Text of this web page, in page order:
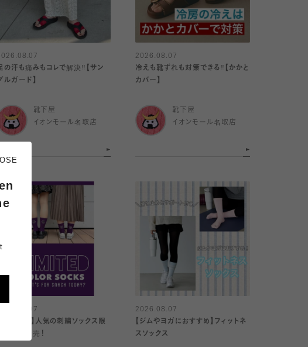
の汗も痛みもコレで解決‼️【サン
ルガード】
靴下屋
イオンモール名取店
2026.08.07
冷えも靴ずれも対策できる‼️【かかと
カバー】
靴下屋
イオンモール名取店
2026.08.07
【店舗限定】人気の刺繍ソックス限
定カラー発売！
2026.08.07
【ジムやヨガにおすすめ】フィットネ
スソックス